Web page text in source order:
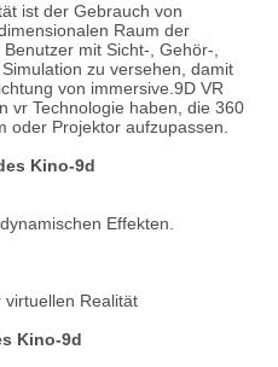
ist der Gebrauch von
Raum der
mit Sicht-, Gehör-,
zu versehen, damit
von immersive.9D VR
vr Technologie haben, die 360
oder Projektor aufzupassen.
Kino-9d
Effekten.
Realität
Kino-9d